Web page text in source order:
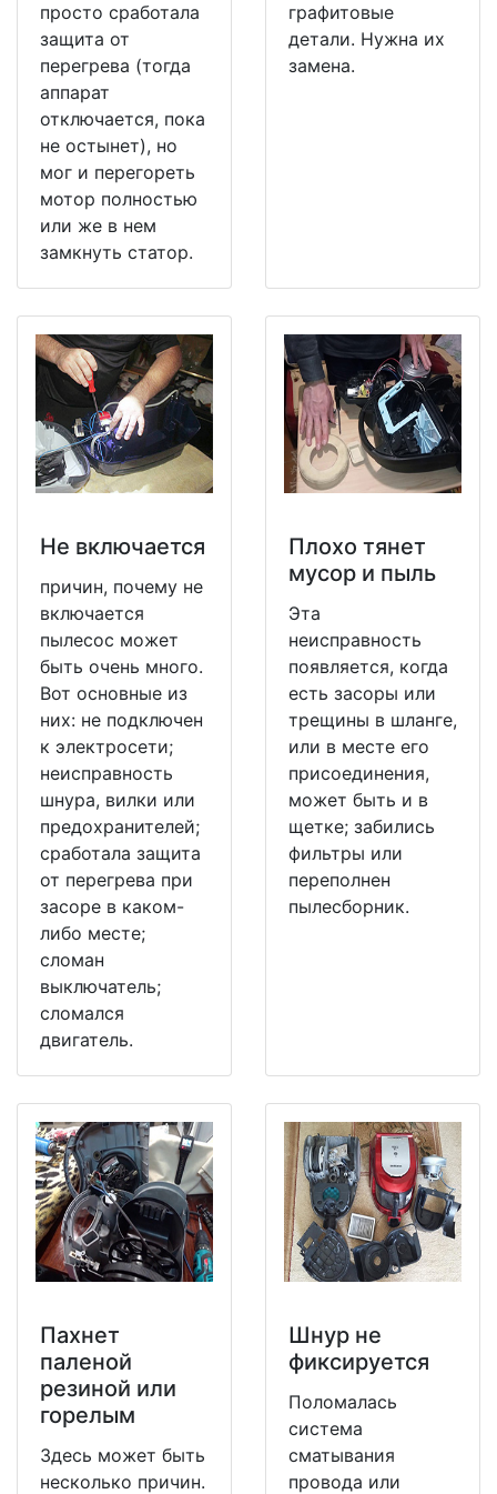
просто сработала
защита от
перегрева (тогда
аппарат
отключается, пока
не остынет), но
мог и перегореть
мотор полностью
или же в нем
замкнуть статор.
графитовые
детали. Нужна их
замена.
Не включается
причин, почему не
включается
пылесос может
быть очень много.
Вот основные из
них: не подключен
к электросети;
неисправность
шнура, вилки или
предохранителей;
сработала защита
от перегрева при
засоре в каком-
либо месте;
сломан
выключатель;
сломался
двигатель.
Плохо тянет
мусор и пыль
Эта
неисправность
появляется, когда
есть засоры или
трещины в шланге,
или в месте его
присоединения,
может быть и в
щетке; забились
фильтры или
переполнен
пылесборник.
Пахнет
паленой
резиной или
горелым
Здесь может быть
несколько причин.
Шнур не
фиксируется
Поломалась
система
сматывания
провода или